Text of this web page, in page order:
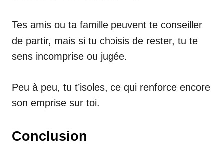
Tes amis ou ta famille peuvent te conseiller
de partir, mais si tu choisis de rester, tu te
sens incomprise ou jugée.
Peu à peu, tu t’isoles, ce qui renforce encore
son emprise sur toi.
Conclusion